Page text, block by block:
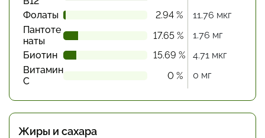
Фолаты
2.94 %
11.76 мкг
Пантоте
наты
17.65 %
1.76 мг
Биотин
15.69 %
4.71 мкг
Витамин
С
0 % 0 мг
Жиры и сахара